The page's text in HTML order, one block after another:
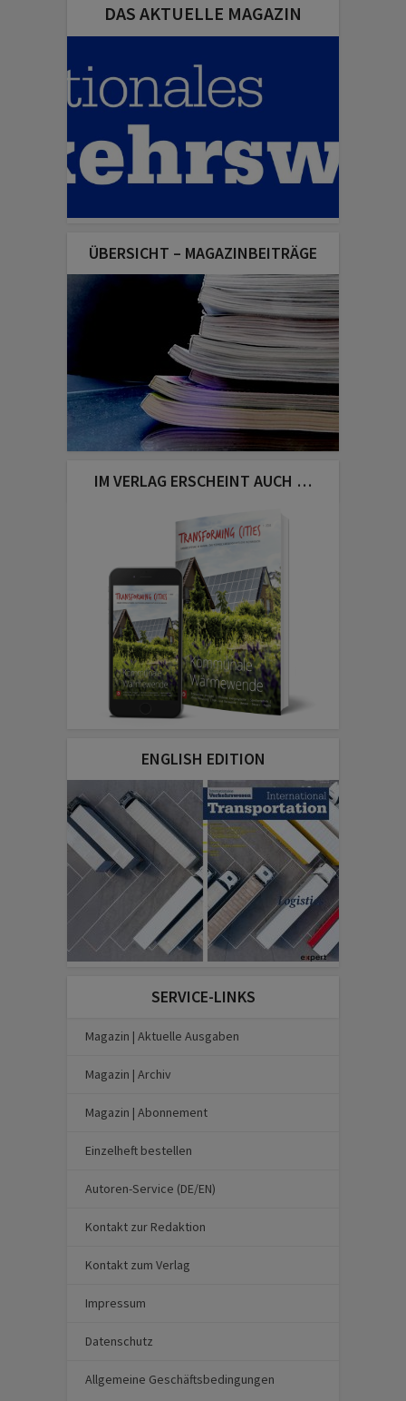
DAS AKTUELLE MAGAZIN
ÜBERSICHT – MAGAZINBEITRÄGE
IM VERLAG ERSCHEINT AUCH …
ENGLISH EDITION
SERVICE-LINKS
Magazin | Aktuelle Ausgaben
Magazin | Archiv
Magazin | Abonnement
Einzelheft bestellen
Autoren-Service (DE/EN)
Kontakt zur Redaktion
Kontakt zum Verlag
Impressum
Datenschutz
Allgemeine Geschäftsbedingungen